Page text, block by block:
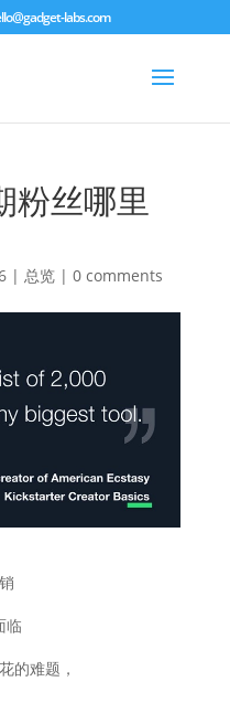
labs.com
粉丝哪里
| 总览| 0 comments
临
的难题，